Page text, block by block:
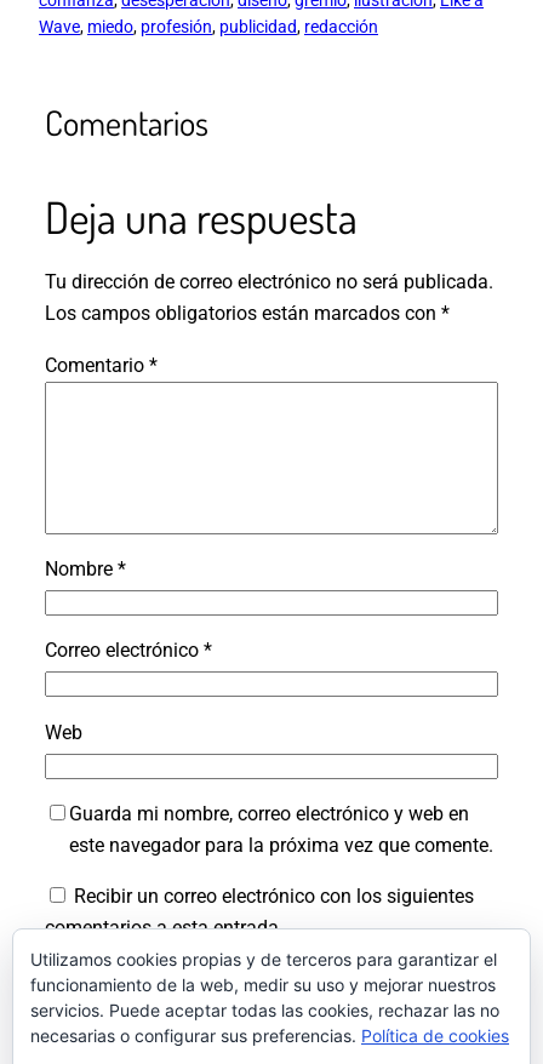
Wave, miedo, profesión, publicidad, redacción
Comentarios
Deja una respuesta
Tu dirección de correo electrónico no será publicada.
Los campos obligatorios están marcados con *
Comentario *
Nombre *
Correo electrónico *
Web
Guarda mi nombre, correo electrónico y web en
este navegador para la próxima vez que comente.
Recibir un correo electrónico con los siguientes
comentarios a esta entrada.
Recibir un correo electrónico con cada nueva
entrada.
Utilizamos cookies propias y de terceros para garantizar el
funcionamiento de la web, medir su uso y mejorar nuestros
servicios. Puede aceptar todas las cookies, rechazar las no
necesarias o configurar sus preferencias. Política de cookies